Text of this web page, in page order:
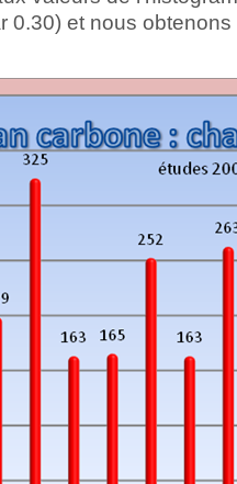
0.30) et nous obtenons